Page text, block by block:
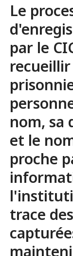
Le
par le
nom, sa
et le
proche
trace